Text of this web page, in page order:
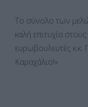
Το σύνολο των
καλή επιτυχία
ευρωβουλευτές
Καραχάλιο!»